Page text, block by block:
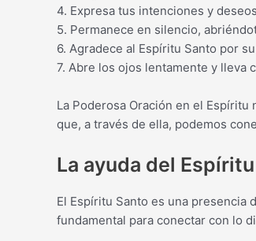
4. Expresa tus intenciones y
5. Permanece en silencio,
6. Agradece al Espíritu Santo por
7. Abre los ojos lentamente y lleva
La Poderosa Oración en el
que, a través de ella, podemos
La ayuda del
El Espíritu Santo es una presencia
fundamental para conectar con lo